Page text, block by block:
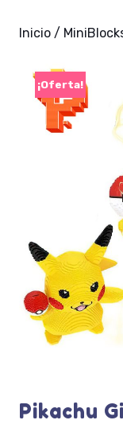
Inicio /
¡Oferta!
Pikachu